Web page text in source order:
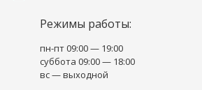
Режимы работы:
пн-пт 09:00 — 19:00
суббота 09:00 — 18:00
вс — выходной